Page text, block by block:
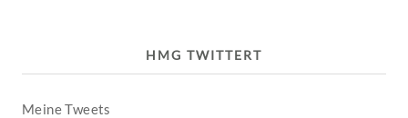
HMG TWITTERT
Meine Tweets